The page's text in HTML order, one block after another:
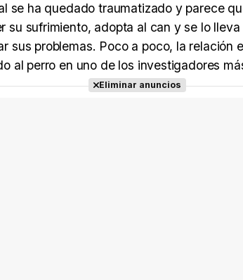
se ha quedado traumatizado y parece
su sufrimiento, adopta al can y se lo
sus problemas. Poco a poco, la relación
al perro en uno de los investigadores
Eliminar anuncios